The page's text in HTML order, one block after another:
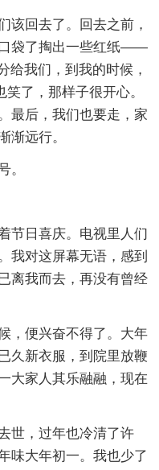
该回去了。回去之前，
袋了掏出一些红纸——
给我们，到我的时候，
了，那样子很开心。
最后，我们也要走，家
渐远行。
。
节日喜庆。电视里人们
我对这屏幕无语，感到
离我而去，再没有曾经
，便兴奋不得了。大年
久新衣服，到院里放鞭
大家人其乐融融，现在
世，过年也冷清了许
味大年初一。我也少了